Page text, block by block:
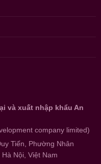
và xuất nhập khẩu An
company limited)
Tiến, Phường Nhân
Nội, Việt Nam